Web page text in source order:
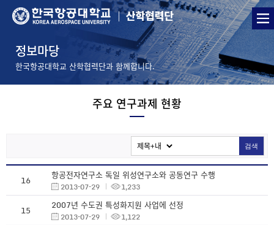
정보마당
한국항공대학교 산학협력단과 함께합니다.
주요 연구과제 현황
검색
16 항공전자연구소 독일 위성연구소와 공동연구 수행
2013-07-29 1,233
15 2007년 수도권 특성화지원 사업에 선정
2013-07-29 1,122